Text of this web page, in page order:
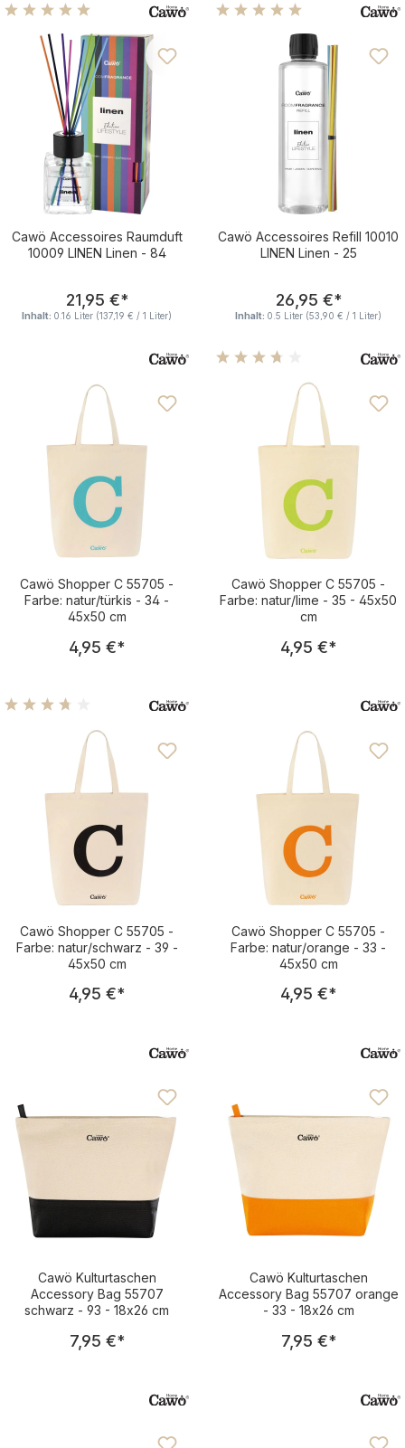
Durchschnittliche Bewertung von 5 von 5 Sternen
Cawö Accessoires Raumduft
10009 LINEN Linen - 84
Regulärer Preis:
21,95 €*
Inhalt: 0.16 Liter (137,19 € / 1 Liter)
Durchschnittliche
Cawö Accessoires Refill 10010
LINEN Linen - 25
Regulärer
26,95 €*
Inhalt: 0.5 Liter (53,90 € / 1 Liter)
Cawö Shopper C 55705 -
Farbe: natur/türkis - 34 -
45x50 cm
Regulärer Preis:
4,95 €*
Durchschnittliche
Cawö Shopper C 55705 -
Farbe: natur/lime - 35 - 45x50
cm
Regulärer
4,95 €*
Durchschnittliche Bewertung von 3.75 von 5 Sternen
Cawö Shopper C 55705 -
Farbe: natur/schwarz - 39 -
45x50 cm
Regulärer Preis:
4,95 €*
Cawö Shopper C 55705 -
Farbe: natur/orange - 33 -
45x50 cm
Regulärer
4,95 €*
Cawö Kulturtaschen
Accessory Bag 55707
schwarz - 93 - 18x26 cm
Regulärer Preis:
7,95 €*
Cawö Kulturtaschen
Accessory Bag 55707 orange
- 33 - 18x26 cm
Regulärer
7,95 €*